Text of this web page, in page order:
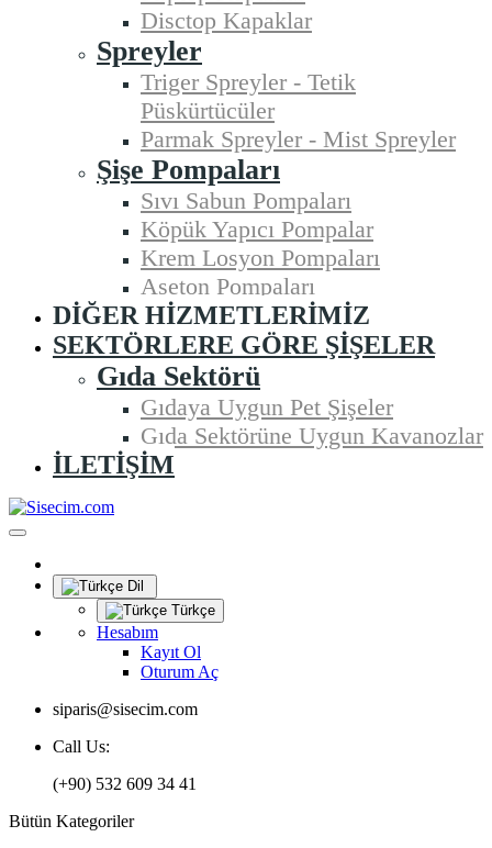
Disctop Kapaklar
Spreyler
Triger Spreyler - Tetik
Püskürtücüler
Parmak Spreyler - Mist Spreyler
Şişe Pompaları
Sıvı Sabun Pompaları
Köpük Yapıcı Pompalar
Krem Losyon Pompaları
Aseton Pompaları
DIĞER HIZMETLERIMIZ
SEKTÖRLERE GÖRE ŞIŞELER
Gıda Sektörü
Gıdaya Uygun Pet Şişeler
Gıda Sektörüne Uygun Kavanozlar
İLETIŞIM
Dil
Türkçe
Hesabım
Kayıt Ol
Oturum Aç
siparis@sisecim.com
Call Us:
(+90) 532 609 34 41
Bütün Kategoriler